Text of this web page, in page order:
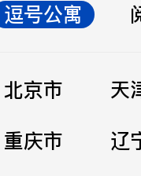
逗号公寓
北京市
天
重庆市
辽
立即提交